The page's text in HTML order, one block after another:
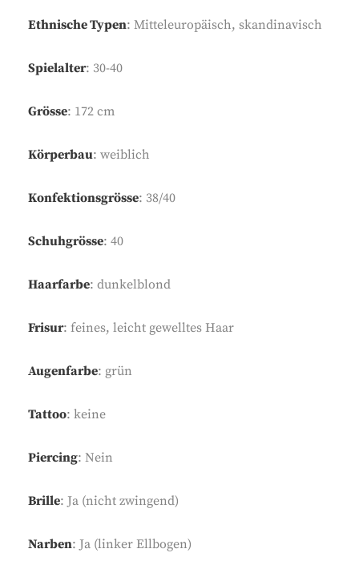
Ethnische Typen: Mitteleuropäisch, skandinavisch
Spielalter: 30-40
Grösse: 172 cm
Körperbau: weiblich
Konfektionsgrösse: 38/40
Schuhgrösse: 40
Haarfarbe: dunkelblond
Frisur: feines, leicht gewelltes Haar
Augenfarbe: grün
Tattoo: keine
Piercing: Nein
Brille: Ja (nicht zwingend)
Narben: Ja (linker Ellbogen)